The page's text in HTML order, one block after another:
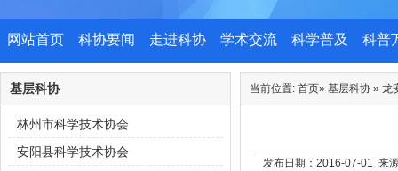
网站首页 科协要闻 走进科协 学术交流 科学普及 科普
基层科协
林州市科学技术协会
安阳县科学技术协会
当前位置: 首页» 基层科协 » 龙
发布日期：2016-07-01 来